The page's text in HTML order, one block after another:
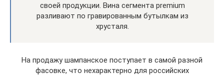
своей продукции. Вина сегмента premium
разливают по гравированным бутылкам из
хрусталя.
На продажу шампанское поступает в самой разной
фасовке, что нехарактерно для российских